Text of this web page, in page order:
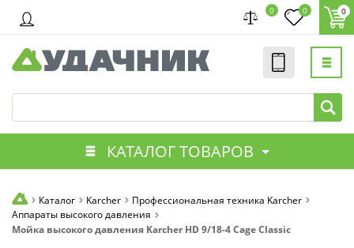
0 0 0
КАТАЛОГ ТОВАРОВ
Каталог Karcher
Профессиональная техника Karcher
Аппараты высокого давления
Мойка высокого давления Karcher HD 9/18-4 Cage Classic